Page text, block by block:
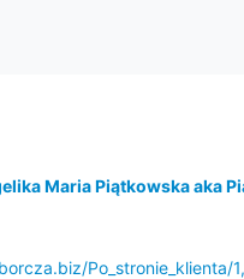
Maria Piątkowska aka
Po_stronie_klienta/